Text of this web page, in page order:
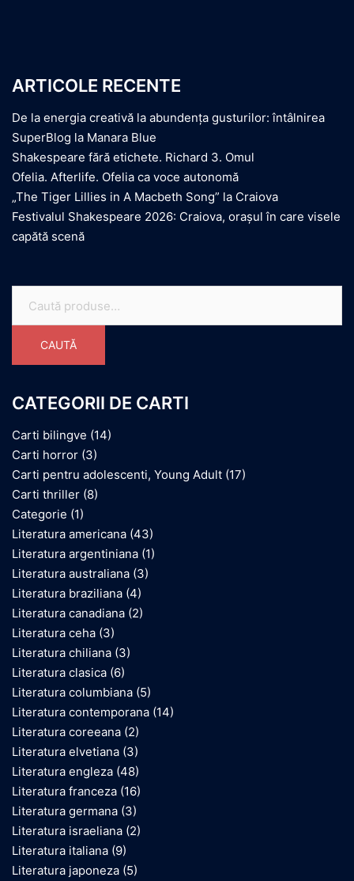
ARTICOLE RECENTE
De la energia creativă la abundența gusturilor: întâlnirea
SuperBlog la Manara Blue
Shakespeare fără etichete. Richard 3. Omul
Ofelia. Afterlife. Ofelia ca voce autonomă
„The Tiger Lillies in A Macbeth Song” la Craiova
Festivalul Shakespeare 2026: Craiova, orașul în care visele
capătă scenă
după:
CAUTĂ
CATEGORII DE CARTI
Carti bilingve (14)
Carti horror (3)
Carti pentru adolescenti, Young Adult (17)
Carti thriller (8)
Categorie (1)
Literatura americana (43)
Literatura argentiniana (1)
Literatura australiana (3)
Literatura braziliana (4)
Literatura canadiana (2)
Literatura ceha (3)
Literatura chiliana (3)
Literatura clasica (6)
Literatura columbiana (5)
Literatura contemporana (14)
Literatura coreeana (2)
Literatura elvetiana (3)
Literatura engleza (48)
Literatura franceza (16)
Literatura germana (3)
Literatura israeliana (2)
Literatura italiana (9)
Literatura japoneza (5)